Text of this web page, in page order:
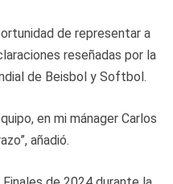
de representar a
reseñadas por la
de Beisbol y Softbol.
en mi mánager Carlos
añadió.